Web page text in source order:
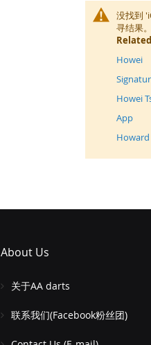
没找到
寻结果。
Howei
Howei
App
Howard
About Us
关于AA darts
联系我们(Facebook粉丝团)